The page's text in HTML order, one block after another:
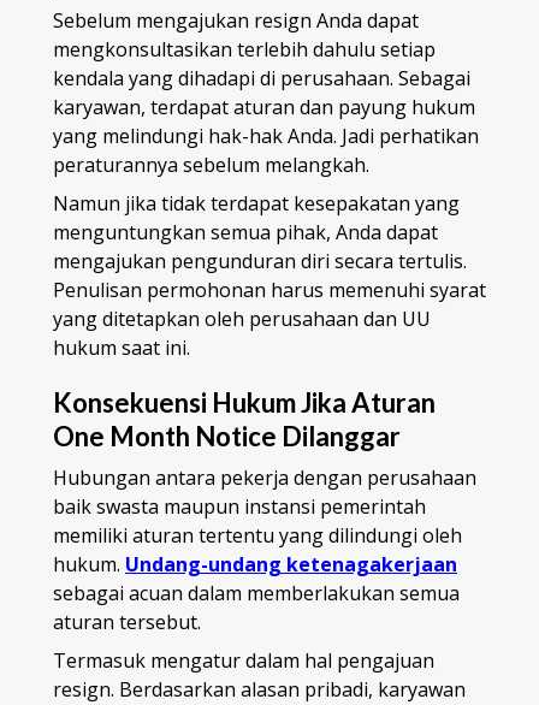
Sebelum mengajukan resign Anda dapat
mengkonsultasikan terlebih dahulu setiap
kendala yang dihadapi di perusahaan. Sebagai
karyawan, terdapat aturan dan payung hukum
yang melindungi hak-hak Anda. Jadi perhatikan
peraturannya sebelum melangkah.
Namun jika tidak terdapat kesepakatan yang
menguntungkan semua pihak, Anda dapat
mengajukan pengunduran diri secara tertulis.
Penulisan permohonan harus memenuhi syarat
yang ditetapkan oleh perusahaan dan UU
hukum saat ini.
Konsekuensi Hukum Jika Aturan
One Month Notice Dilanggar
Hubungan antara pekerja dengan perusahaan
baik swasta maupun instansi pemerintah
memiliki aturan tertentu yang dilindungi oleh
hukum. Undang-undang ketenagakerjaan
sebagai acuan dalam memberlakukan semua
aturan tersebut.
Termasuk mengatur dalam hal pengajuan
resign. Berdasarkan alasan pribadi, karyawan